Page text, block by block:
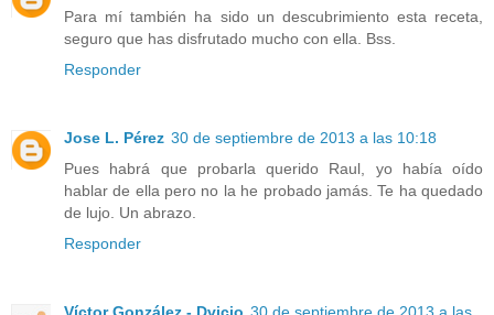
Para mí también ha sido un descubrimiento esta receta,
seguro que has disfrutado mucho con ella. Bss.
Responder
Jose L. Pérez 30 de septiembre de 2013 a las 10:18
Pues habrá que probarla querido Raul, yo había oído
hablar de ella pero no la he probado jamás. Te ha quedado
de lujo. Un abrazo.
Responder